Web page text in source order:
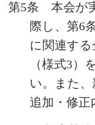
第5条 本会が
際し、第6
に関連す
（様式3
い。また
追加・修